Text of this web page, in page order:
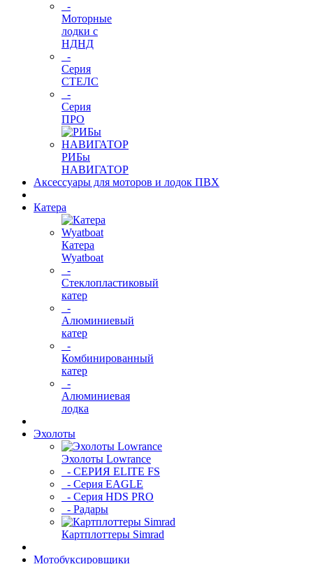
-
Моторные
лодки с
НДНД
-
Серия
СТЕЛС
-
Серия
ПРО
РИБы
НАВИГАТОР
Аксессуары для моторов и лодок ПВХ
Катера
Катера
Wyatboat
-
Cтеклопластиковый
катер
-
Алюминиевый
катер
-
Комбинированный
катер
-
Алюминиевая
лодка
Эхолоты
Эхолоты Lowrance
- СЕРИЯ ELITE FS
- Серия EAGLE
- Серия HDS PRO
- Радары
Картплоттеры Simrad
Мотобуксировщики